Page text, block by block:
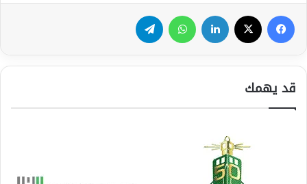
فيسبوك لينكدإن واتساب
قد يهمك